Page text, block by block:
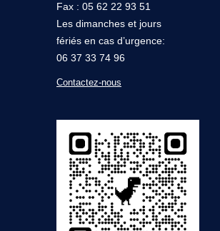
Fax : 05 62 22 93 51
Les dimanches et jours
fériés en cas d’urgence:
06 37 33 74 96
Contactez-nous